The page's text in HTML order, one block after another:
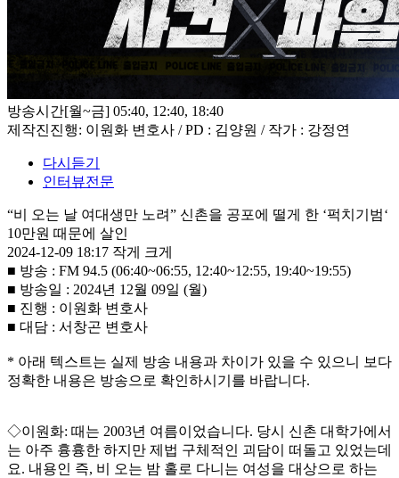
방송시간[월~금] 05:40, 12:40, 18:40
제작진진행: 이원화 변호사 / PD : 김양원 / 작가 : 강정연
다시듣기
인터뷰전문
“비 오는 날 여대생만 노려” 신촌을 공포에 떨게 한 ‘퍽치기범‘
10만원 때문에 살인
2024-12-09 18:17 작게
크게
■ 방송 : FM 94.5 (06:40~06:55, 12:40~12:55, 19:40~19:55)
■ 방송일 : 2024년 12월 09일 (월)
■ 진행 : 이원화 변호사
■ 대담 : 서창곤 변호사
* 아래 텍스트는 실제 방송 내용과 차이가 있을 수 있으니 보다
정확한 내용은 방송으로 확인하시기를 바랍니다.
◇이원화: 때는 2003년 여름이었습니다. 당시 신촌 대학가에서
는 아주 흉흉한 하지만 제법 구체적인 괴담이 떠돌고 있었는데
요. 내용인 즉, 비 오는 밤 홀로 다니는 여성을 대상으로 하는